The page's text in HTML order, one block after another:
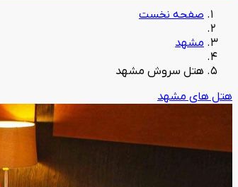
صفحه نخست
مشهد
هتل سروش مشهد
هتل های مشهد